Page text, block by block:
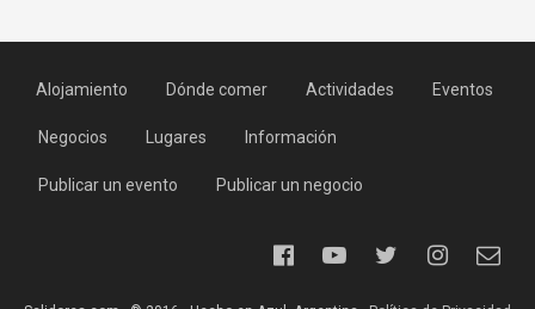
Alojamiento Dónde comer Actividades Eventos
Negocios Lugares Información
Publicar un evento Publicar un negocio